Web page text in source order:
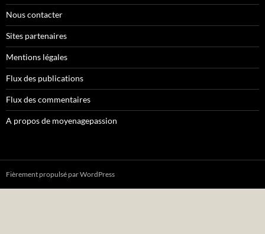
Nous contacter
Sites partenaires
Mentions légales
Flux des publications
Flux des commentaires
A propos de moyenagepassion
Fièrement propulsé par WordPress